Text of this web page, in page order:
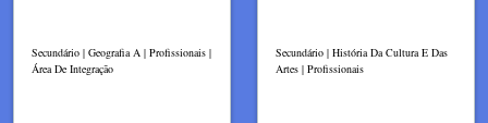
Secundário | Geografia A | Profissionais |
Área De Integração
Secundário | História Da Cultura E Das
Artes | Profissionais